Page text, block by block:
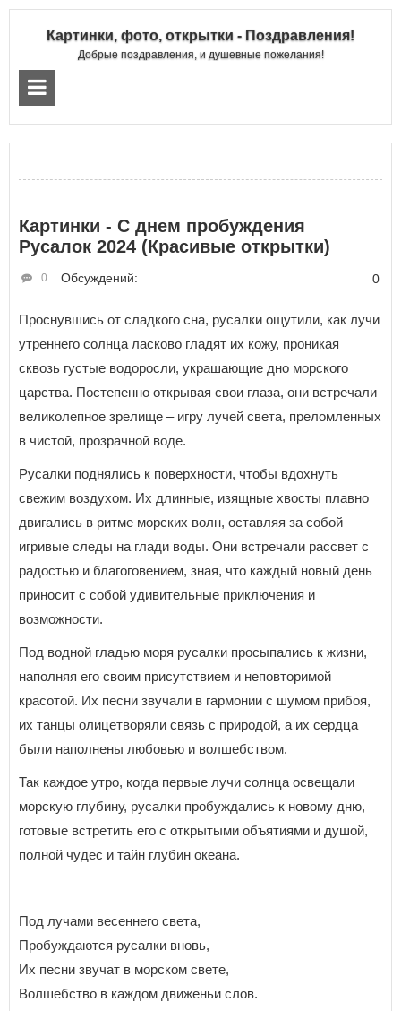
Картинки, фото, открытки - Поздравления!
Добрые поздравления, и душевные пожелания!
Картинки - С днем пробуждения
Русалок 2024 (Красивые открытки)
Обсуждений:
0 0
Проснувшись от сладкого сна, русалки ощутили, как лучи
утреннего солнца ласково гладят их кожу, проникая
сквозь густые водоросли, украшающие дно морского
царства. Постепенно открывая свои глаза, они встречали
великолепное зрелище – игру лучей света, преломленных
в чистой, прозрачной воде.
Русалки поднялись к поверхности, чтобы вдохнуть
свежим воздухом. Их длинные, изящные хвосты плавно
двигались в ритме морских волн, оставляя за собой
игривые следы на глади воды. Они встречали рассвет с
радостью и благоговением, зная, что каждый новый день
приносит с собой удивительные приключения и
возможности.
Под водной гладью моря русалки просыпались к жизни,
наполняя его своим присутствием и неповторимой
красотой. Их песни звучали в гармонии с шумом прибоя,
их танцы олицетворяли связь с природой, а их сердца
были наполнены любовью и волшебством.
Так каждое утро, когда первые лучи солнца освещали
морскую глубину, русалки пробуждались к новому дню,
готовые встретить его с открытыми объятиями и душой,
полной чудес и тайн глубин океана.
Под лучами весеннего света,
Пробуждаются русалки вновь,
Их песни звучат в морском свете,
Волшебство в каждом движеньи слов.